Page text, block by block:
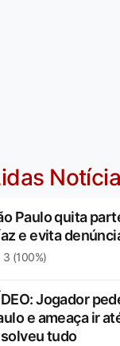
Paulo quita
e evita
3 (100%)
Jogador
e ameaça ir
tudo